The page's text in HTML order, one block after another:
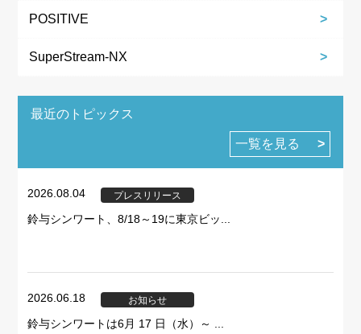
POSITIVE
SuperStream-NX
最近のトピックス
一覧を見る
2026.08.04 プレスリリース
鈴与シンワート、8/18～19に東京ビッ...
2026.06.18 お知らせ
鈴与シンワートは6月 17 日（水）～ ...